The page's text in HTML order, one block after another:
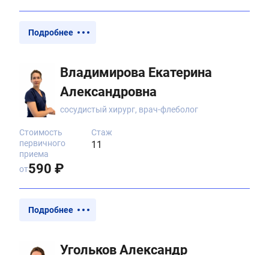
Подробнее
Владимирова Екатерина
Александровна
сосудистый хирург, врач-флеболог
Стаж
11
Стоимость
первичного
приема
от590 ₽
Подробнее
Угольков Александр